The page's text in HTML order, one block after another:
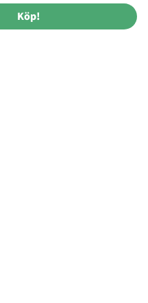
Köp!